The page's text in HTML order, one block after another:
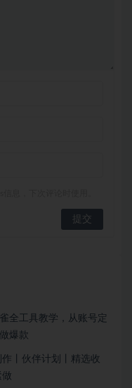
全工具教学，从账号定
爆款
丨伙伴计划丨精选收